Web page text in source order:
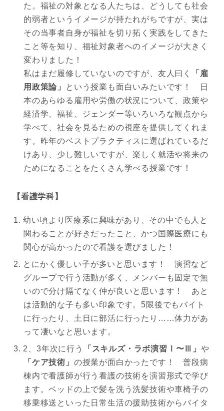
た。福祉の対象となる人たちは、どうしても社会
的弱者というイメージが持たれがちですが、実は
その当事者自身が福祉を切り拓く実践をしてきた
こと等を知り、福祉対象者へのイメージが大きく
変わりました！
私はまだ履修していないのですが、友人曰く
「雇
用政策論」
という授業も面白いみたいです！ 日
本のあらゆる雇用や労働の状況について、政策や
経済学、福祉、ジェンダー等いろいろな観点から
学べて、社会を見るための視座を提供してくれま
す。昨年のベストプラクティスに選ばれているだ
けあり、少し難しいですが、楽しく就活や将来の
ためになることをたくさん学べる授業です！
【看護学科】
幼い頃より医療系に興味があり、その中でも人と
関わることが好きだったこと、かつ国際医療にも
関心が高かったので看護を選びました！
とにかく優しい子が多いと思います！ 演習など
グループで行う活動が多く、メンバーも固定で無
いので分け隔てなく仲が良いと思います！ あと
は活動的な子も多い印象です。5限後でもバイト
に行ったり、土日に部活に行ったり……体力があ
って凄いなと思います。
2、3年次に行う
「スキルズ・ラボ演習Ⅰ〜Ⅲ」や
「ケア技術」 の授業が面白かったです！ 普段病
棟内で看護師が行う看護の技術を演習形式で学び
ます。ベッドの上で髪を洗う洗髪技術や車椅子の
移乗移送といった日常生活の援助技術からバイタ